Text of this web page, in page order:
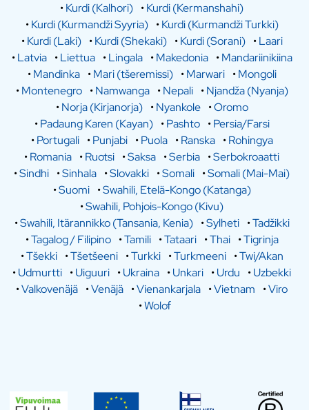
•Kurdi (Kalhori) •Kurdi (Kermanshahi)
•Kurdi (Kurmandži Syyria) •Kurdi (Kurmandži Turkki)
•Kurdi (Laki) •Kurdi (Shekaki) •Kurdi (Sorani) •Laari
•Latvia •Liettua •Lingala •Makedonia •Mandariinikiina
•Mandinka •Mari (tšeremissi) •Marwari •Mongoli
•Montenegro •Namwanga •Nepali •Njandža (Nyanja)
•Norja (Kirjanorja) •Nyankole •Oromo
•Padaung Karen (Kayan) •Pashto •Persia/Farsi
•Portugali •Punjabi •Puola •Ranska •Rohingya
•Romania •Ruotsi •Saksa •Serbia •Serbokroaatti
•Sindhi •Sinhala •Slovakki •Somali •Somali (Mai-Mai)
•Suomi •Swahili, Etelä-Kongo (Katanga)
•Swahili, Pohjois-Kongo (Kivu)
•Swahili, Itärannikko (Tansania, Kenia) •Sylheti •Tadžikki
•Tagalog / Filipino •Tamili •Tataari •Thai •Tigrinja
•Tšekki •Tšetšeeni •Turkki •Turkmeeni •Twi/Akan
•Udmurtti •Uiguuri •Ukraina •Unkari •Urdu •Uzbekki
•Valkovenäjä •Venäjä •Vienankarjala •Vietnam •Viro
•Wolof